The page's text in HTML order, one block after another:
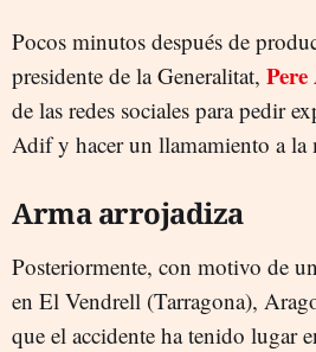
Pocos minutos después de
presidente de la Generalitat,
de las redes sociales para pedir
Adif y hacer un llamamiento a la
Arma arrojadiza
Posteriormente, con motivo de
en El Vendrell (Tarragona),
que el accidente ha tenido lugar